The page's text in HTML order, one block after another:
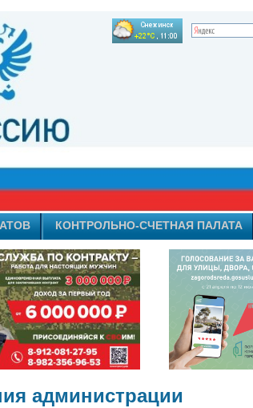
КОНТРОЛЬНО-СЧЕТНАЯ ПАЛАТА
администрации